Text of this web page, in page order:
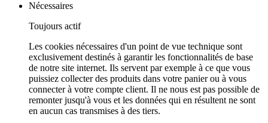
Nécessaires
Toujours actif
Les cookies nécessaires d'un point de vue technique sont
exclusivement destinés à garantir les fonctionnalités de base
de notre site internet. Ils servent par exemple à ce que vous
puissiez collecter des produits dans votre panier ou à vous
connecter à votre compte client. Il ne nous est pas possible de
remonter jusqu'à vous et les données qui en résultent ne sont
en aucun cas transmises à des tiers.